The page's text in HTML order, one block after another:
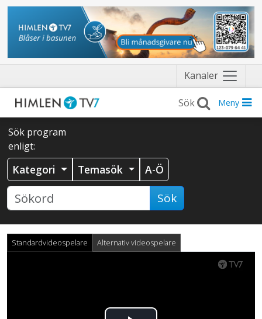
Kanaler Näytä
valikko
Meny
Sök program
enligt:
Kategori Temasök A-Ö
Sök
Standardvideospelare Alternativ videospelare